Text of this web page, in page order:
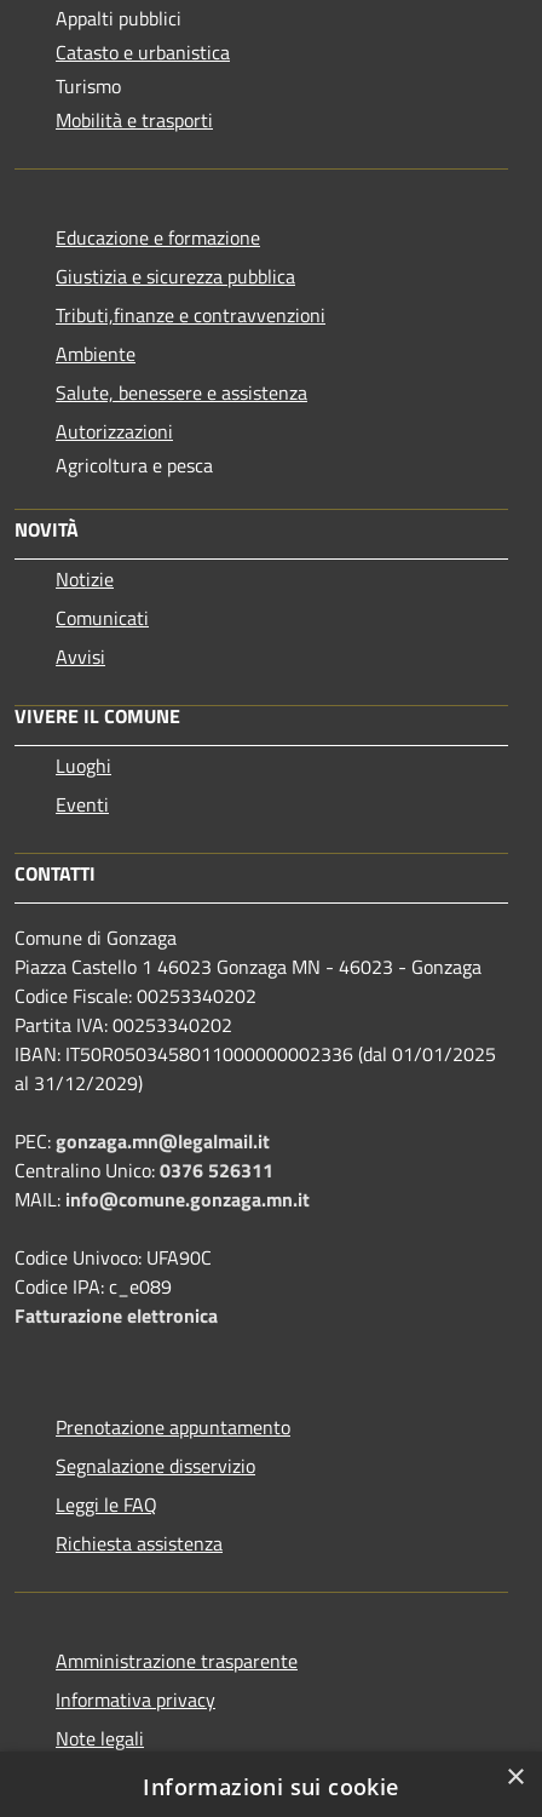
Appalti pubblici
Catasto e urbanistica
Turismo
Mobilità e trasporti
Educazione e formazione
Giustizia e sicurezza pubblica
Tributi,finanze e contravvenzioni
Ambiente
Salute, benessere e assistenza
Autorizzazioni
Agricoltura e pesca
NOVITÀ
Notizie
Comunicati
Avvisi
VIVERE IL COMUNE
Luoghi
Eventi
CONTATTI
Comune di Gonzaga
Piazza Castello 1 46023 Gonzaga MN - 46023 - Gonzaga
Codice Fiscale: 00253340202
Partita IVA: 00253340202
IBAN: IT50R0503458011000000002336 (dal 01/01/2025
al 31/12/2029)
PEC:gonzaga.mn@legalmail.it
Centralino Unico:0376 526311
MAIL: info@comune.gonzaga.mn.it
Codice Univoco: UFA90C
Codice IPA: c_e089
Fatturazione elettronica
Prenotazione appuntamento
Segnalazione disservizio
Leggi le FAQ
Richiesta assistenza
Amministrazione trasparente
Informativa privacy
Note legali
Dichiarazione di accessibilità
×
Informazioni sui cookie